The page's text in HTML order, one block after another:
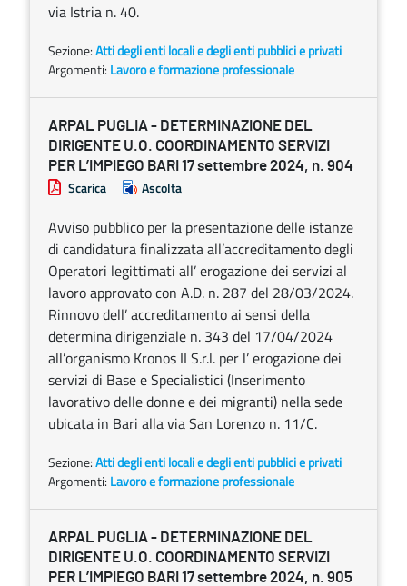
via Istria n. 40.
Sezione:Atti degli enti locali e degli enti pubblici e privati
Argomenti: Lavoro e formazione professionale
ARPAL PUGLIA - DETERMINAZIONE DEL
DIRIGENTE U.O. COORDINAMENTO SERVIZI
PER L’IMPIEGO BARI 17 settembre 2024, n. 904
Scarica Ascolta
Avviso pubblico per la presentazione delle istanze
di candidatura finalizzata all’accreditamento degli
Operatori legittimati all’ erogazione dei servizi al
lavoro approvato con A.D. n. 287 del 28/03/2024.
Rinnovo dell’ accreditamento ai sensi della
determina dirigenziale n. 343 del 17/04/2024
all’organismo Kronos II S.r.l. per l’ erogazione dei
servizi di Base e Specialistici (Inserimento
lavorativo delle donne e dei migranti) nella sede
ubicata in Bari alla via San Lorenzo n. 11/C.
Sezione:Atti degli enti locali e degli enti pubblici e privati
Argomenti: Lavoro e formazione professionale
ARPAL PUGLIA - DETERMINAZIONE DEL
DIRIGENTE U.O. COORDINAMENTO SERVIZI
PER L’IMPIEGO BARI 17 settembre 2024, n. 905